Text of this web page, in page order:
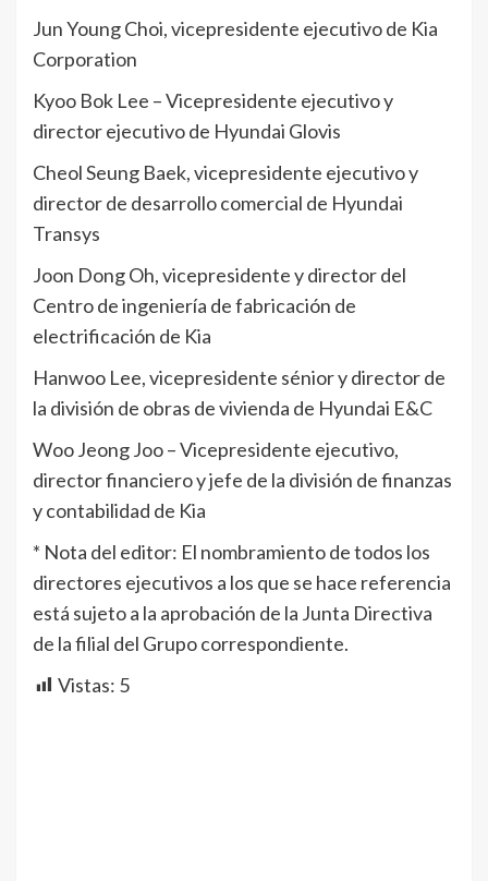
Jun Young Choi, vicepresidente ejecutivo de Kia
Corporation
Kyoo Bok Lee – Vicepresidente ejecutivo y
director ejecutivo de Hyundai Glovis
Cheol Seung Baek, vicepresidente ejecutivo y
director de desarrollo comercial de Hyundai
Transys
Joon Dong Oh, vicepresidente y director del
Centro de ingeniería de fabricación de
electrificación de Kia
Hanwoo Lee, vicepresidente sénior y director de
la división de obras de vivienda de Hyundai E&C
Woo Jeong Joo – Vicepresidente ejecutivo,
director financiero y jefe de la división de finanzas
y contabilidad de Kia
* Nota del editor: El nombramiento de todos los
directores ejecutivos a los que se hace referencia
está sujeto a la aprobación de la Junta Directiva
de la filial del Grupo correspondiente.
Vistas: 5